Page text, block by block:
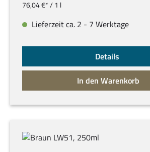
76,04 €* / 1 l
Lieferzeit ca. 2 - 7 Werktage
Details
In den Warenkorb